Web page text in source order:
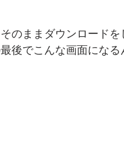
のままダウンロード
後でこんな画面にな